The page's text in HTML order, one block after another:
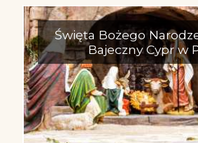
Święta Bożego
Bajeczny Cypr w